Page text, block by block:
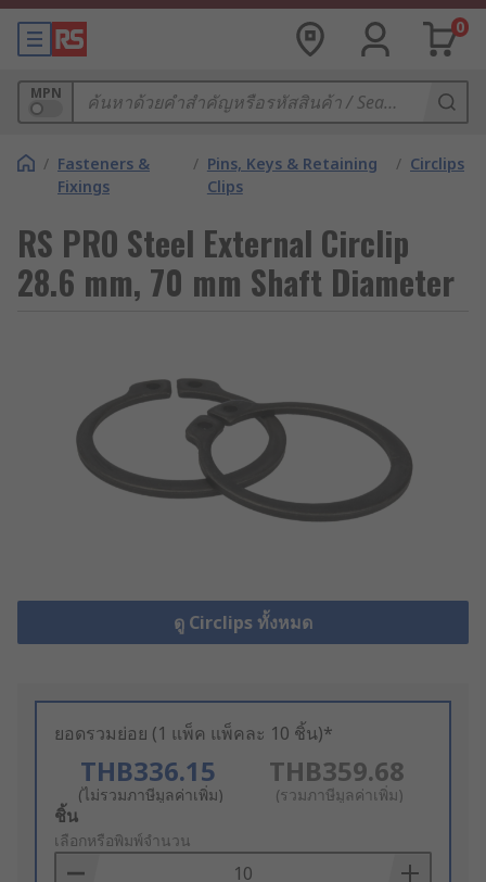
0
MPN
/ Fasteners &
Fixings
/ Pins, Keys & Retaining
Clips
/ Circlips
RS PRO Steel External Circlip
28.6 mm, 70 mm Shaft Diameter
ดู Circlips ทั้งหมด
ยอดรวมย่อย (1 แพ็ค แพ็คละ 10 ชิ้น)*
THB336.15
(ไม่รวมภาษีมูลค่าเพิ่ม)
THB359.68
(รวมภาษีมูลค่าเพิ่ม)
Add
to
Basket
ชิ้น
เลือกหรือพิมพ์จำนวน